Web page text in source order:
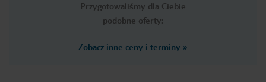
Przygotowaliśmy dla Ciebie
podobne oferty:
Zobacz inne ceny i terminy »